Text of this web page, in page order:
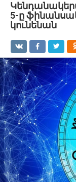
5-ը
կունենան